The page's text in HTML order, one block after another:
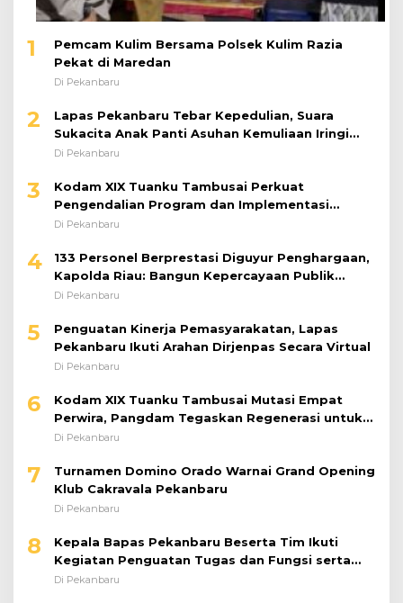
1
Pemcam Kulim Bersama Polsek Kulim Razia
Pekat di Maredan
Di Pekanbaru
2
Lapas Pekanbaru Tebar Kepedulian, Suara
Sukacita Anak Panti Asuhan Kemuliaan Iringi
Bantuan Sosial
Di Pekanbaru
3
Kodam XIX Tuanku Tambusai Perkuat
Pengendalian Program dan Implementasi
Doktrin TNI AD
Di Pekanbaru
4
133 Personel Berprestasi Diguyur Penghargaan,
Kapolda Riau: Bangun Kepercayaan Publik
dengan Karya Nyata
Di Pekanbaru
5
Penguatan Kinerja Pemasyarakatan, Lapas
Pekanbaru Ikuti Arahan Dirjenpas Secara Virtual
Di Pekanbaru
6
Kodam XIX Tuanku Tambusai Mutasi Empat
Perwira, Pangdam Tegaskan Regenerasi untuk
Perkuat Kinerja Satuan
Di Pekanbaru
7
Turnamen Domino Orado Warnai Grand Opening
Klub Cakravala Pekanbaru
Di Pekanbaru
8
Kepala Bapas Pekanbaru Beserta Tim Ikuti
Kegiatan Penguatan Tugas dan Fungsi serta
Paparan Penempatan WBP ke Lapas Terbuka
Di Pekanbaru